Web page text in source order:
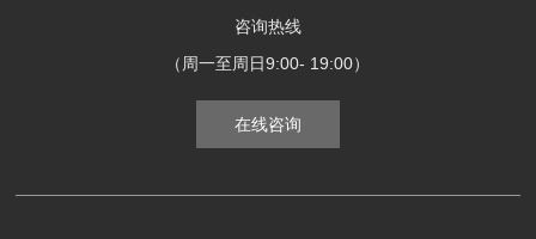
咨询热线
（周一至周日9:00- 19:00）
在线咨询